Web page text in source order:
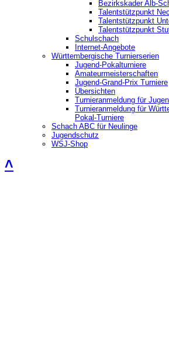
Bezirkskader Alb-
Talentstützpunkt
Talentstützpunkt
Talentstützpunkt
Schulschach
Internet-Angebote
Württembergische Turnierserien
Jugend-Pokalturniere
Amateurmeisterschaften
Jugend-Grand-Prix Turniere
Übersichten
Turnieranmeldung für
Turnieranmeldung für
Pokal-Turniere
Schach ABC für Neulinge
Jugendschutz
WSJ-Shop
˄